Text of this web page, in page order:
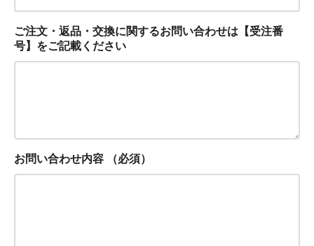
ご注文・返品・交換に関するお問い合わせは【受注番
号】をご記載ください
お問い合わせ内容 （必須）